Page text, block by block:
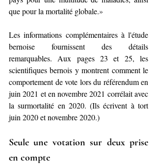
que pour la mortalité globale.»
Les informations complémentaires à l'étude
bernoise fournissent des détails
remarquables. Aux pages 23 et 25, les
scientifiques bernois y montrent comment le
comportement de vote lors du référendum en
juin 2021 et en novembre 2021 corrélait avec
la surmortalité en 2020. (Ils écrivent à tort
juin 2020 et novembre 2020.)
Seule une votation sur deux prise
en compte